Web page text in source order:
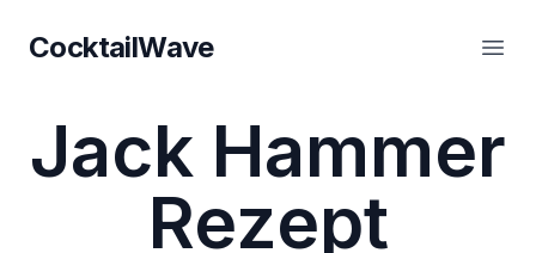
CocktailWave
CocktailWave
Jack Hammer
Rezept